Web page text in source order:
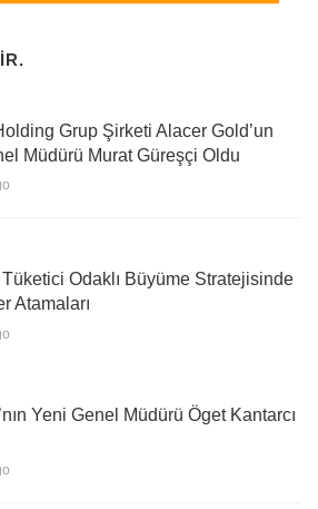
Grup Şirketi Alacer Gold’un
Müdürü Murat Güreşçi Oldu
Tüketici Odaklı Büyüme Stratejisinde
Atamaları
Yeni Genel Müdürü Öget Kantarcı